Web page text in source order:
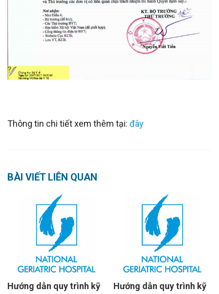
Thông tin chi tiết xem thêm tại: đây
BÀI VIẾT LIÊN QUAN
Hướng dẫn quy trình kỹ
Hướng dẫn quy trình kỹ